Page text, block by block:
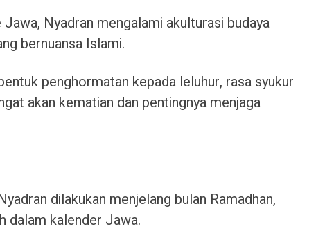
Nyadran mengalami akulturasi budaya
bernuansa Islami.
penghormatan kepada leluhur, rasa syukur
akan kematian dan pentingnya menjaga
dilakukan menjelang bulan Ramadhan,
dalam kalender Jawa.